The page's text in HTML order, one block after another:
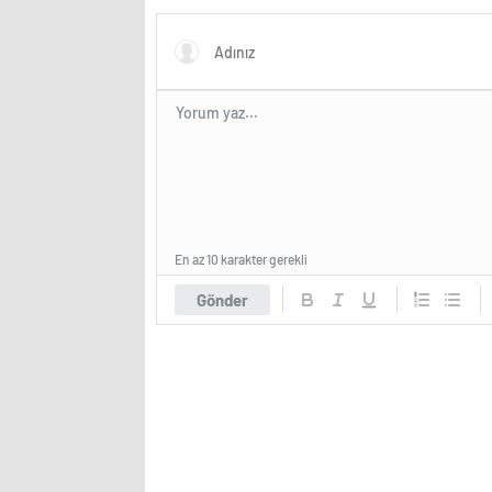
Gönder
En az 10 karakter gerekli